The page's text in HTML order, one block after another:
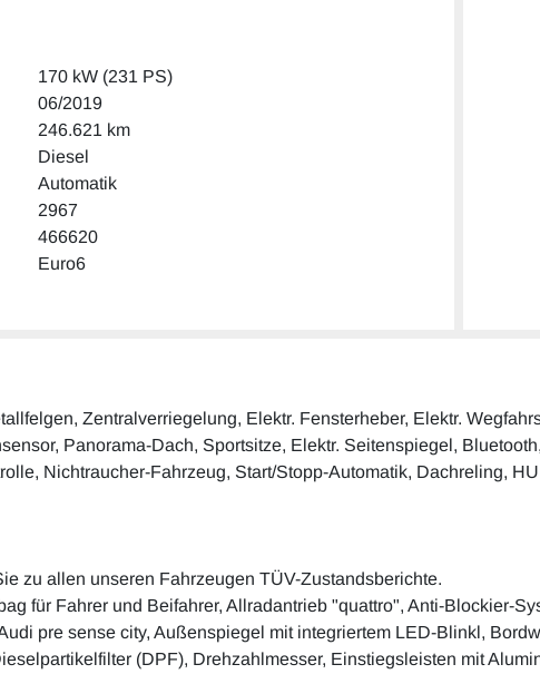
170 kW (231 PS)
06/2019
246.621 km
Diesel
Automatik
2967
466620
Euro6
Zentralverriegelung, Elektr. Fensterheber, Elektr.
Panorama-Dach, Sportsitze, Elektr. Seitenspiegel,
Nichtraucher-Fahrzeug, Start/Stopp-Automatik, Dachreling,
zu allen unseren Fahrzeugen TÜV-Zustandsberichte.
für Fahrer und Beifahrer, Allradantrieb "quattro", Anti-Blockier-
pre sense city, Außenspiegel mit integriertem LED-Blinkl,
(DPF), Drehzahlmesser, Einstiegsleisten mit